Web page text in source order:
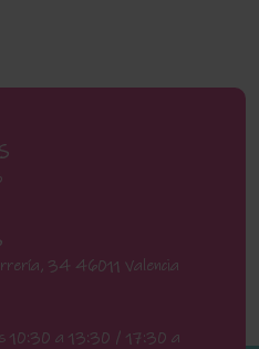
34 46011 Valencia
10:30 a 13:30 / 17:30 a